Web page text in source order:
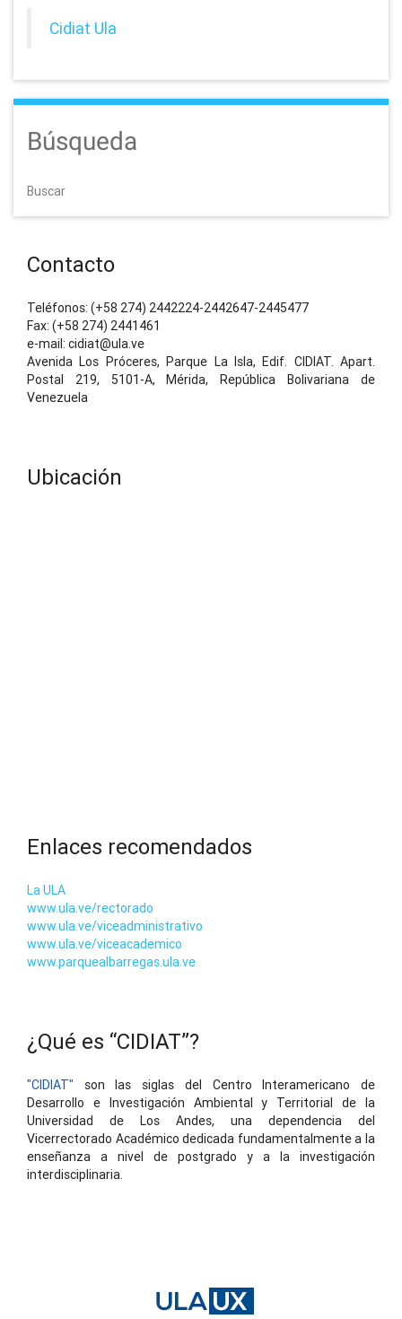
Cidiat Ula
Búsqueda
Buscar
Contacto
Teléfonos: (+58 274) 2442224-2442647-2445477
Fax: (+58 274) 2441461
e-mail: cidiat@ula.ve
Avenida Los Próceres, Parque La Isla, Edif. CIDIAT. Apart.
Postal 219, 5101-A, Mérida, República Bolivariana de
Venezuela
Ubicación
Enlaces recomendados
La ULA
www.ula.ve/rectorado
www.ula.ve/viceadministrativo
www.ula.ve/viceacademico
www.parquealbarregas.ula.ve
¿Qué es “CIDIAT”?
"CIDIAT" son las siglas del Centro Interamericano de
Desarrollo e Investigación Ambiental y Territorial de la
Universidad de Los Andes, una dependencia del
Vicerrectorado Académico dedicada fundamentalmente a la
enseñanza a nivel de postgrado y a la investigación
interdisciplinaria.